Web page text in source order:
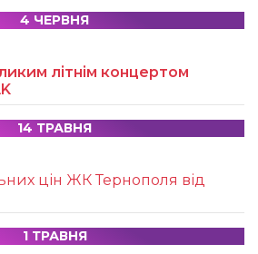
4 ЧЕРВНЯ
літнім концертом
14 ТРАВНЯ
цін ЖК Тернополя від
1 ТРАВНЯ